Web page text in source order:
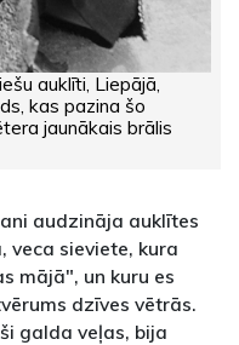
auklīti, Liepājā,
kas pazina šo
jaunākais brālis
audzināja auklītes
veca sieviete, kura
mājā", un kuru es
dzīves vētrās.
galda veļas, bija